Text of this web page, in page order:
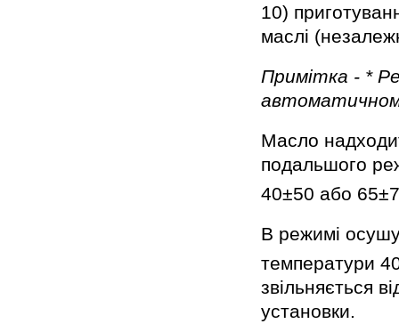
10)
маслі
Примітка - *
Масло
подальшого
40±50 або
В режимі
температури
звільняється
установки.